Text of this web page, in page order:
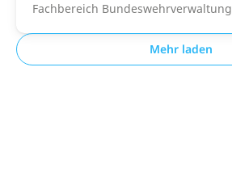
Fachbereich Bundeswehrverwaltung
Mehr laden